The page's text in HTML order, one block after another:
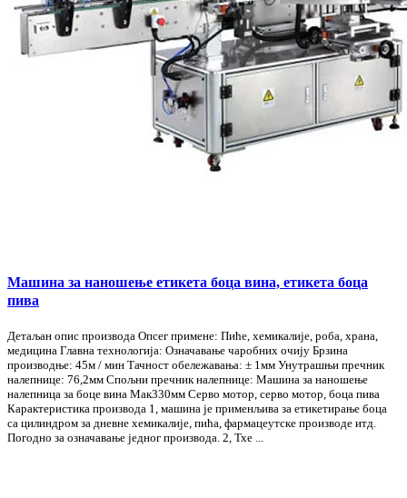
Машина за наношење етикета боца вина, етикета боца
пива
Детаљан опис производа Опсег примене: Пиће, хемикалије, роба, храна,
медицина Главна технологија: Означавање чаробних очију Брзина
производње: 45м / мин Тачност обележавања: ± 1мм Унутрашњи пречник
налепнице: 76,2мм Спољни пречник налепнице: Машина за наношење
налепница за боце вина Мак330мм Серво мотор, серво мотор, боца пива
Карактеристика производа 1, машина је применљива за етикетирање боца
са цилиндром за дневне хемикалије, пића, фармацеутске производе итд.
Погодно за означавање једног производа. 2, Тхе ...